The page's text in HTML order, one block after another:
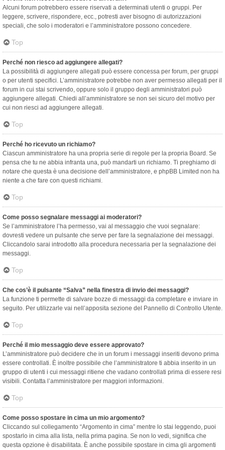
Alcuni forum potrebbero essere riservati a determinati utenti o gruppi. Per
leggere, scrivere, rispondere, ecc., potresti aver bisogno di autorizzazioni
speciali, che solo i moderatori e l’amministratore possono concedere.
Top
Perché non riesco ad aggiungere allegati?
La possibilità di aggiungere allegati può essere concessa per forum, per gruppi
o per utenti specifici. L’amministratore potrebbe non aver permesso allegati per il
forum in cui stai scrivendo, oppure solo il gruppo degli amministratori può
aggiungere allegati. Chiedi all’amministratore se non sei sicuro del motivo per
cui non riesci ad aggiungere allegati.
Top
Perché ho ricevuto un richiamo?
Ciascun amministratore ha una propria serie di regole per la propria Board. Se
pensa che tu ne abbia infranta una, può mandarti un richiamo. Ti preghiamo di
notare che questa è una decisione dell’amministratore, e phpBB Limited non ha
niente a che fare con questi richiami.
Top
Come posso segnalare messaggi ai moderatori?
Se l’amministratore l’ha permesso, vai al messaggio che vuoi segnalare:
dovresti vedere un pulsante che serve per fare la segnalazione dei messaggi.
Cliccandolo sarai introdotto alla procedura necessaria per la segnalazione dei
messaggi.
Top
Che cos’è il pulsante “Salva” nella finestra di invio dei messaggi?
La funzione ti permette di salvare bozze di messaggi da completare e inviare in
seguito. Per utilizzarle vai nell’apposita sezione del Pannello di Controllo Utente.
Top
Perché il mio messaggio deve essere approvato?
L’amministratore può decidere che in un forum i messaggi inseriti devono prima
essere controllati. È inoltre possibile che l’amministratore ti abbia inserito in un
gruppo di utenti i cui messaggi ritiene che vadano controllati prima di essere resi
visibili. Contatta l’amministratore per maggiori informazioni.
Top
Come posso spostare in cima un mio argomento?
Cliccando sul collegamento “Argomento in cima” mentre lo stai leggendo, puoi
spostarlo in cima alla lista, nella prima pagina. Se non lo vedi, significa che
questa opzione è disabilitata. È anche possibile spostare in cima gli argomenti